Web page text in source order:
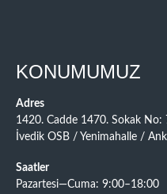
KONUMUMUZ
Adres
1420. Cadde 1470. Sokak No:
İvedik OSB / Yenimahalle /
Saatler
Pazartesi—Cuma: 9:00–18:00